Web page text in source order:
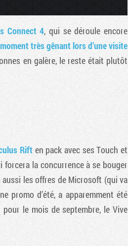
Connect 4, qui se déroule encore
moment très gênant lors d’une visite
en galère, le reste était plutôt
Rift en pack avec ses Touch et
la concurrence à se bouger
les offres de Microsoft (qui va
promo d’été, a apparemment été
le mois de septembre, le Vive